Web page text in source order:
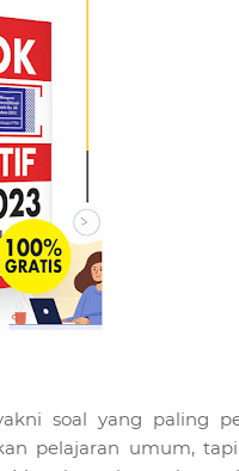
soal yang paling
pelajaran umum,